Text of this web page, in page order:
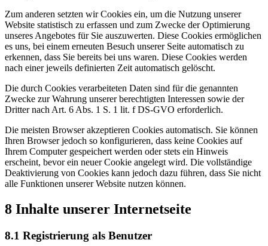
Zum anderen setzten wir Cookies ein, um die Nutzung unserer
Website statistisch zu erfassen und zum Zwecke der Optimierung
unseres Angebotes für Sie auszuwerten. Diese Cookies ermöglichen
es uns, bei einem erneuten Besuch unserer Seite automatisch zu
erkennen, dass Sie bereits bei uns waren. Diese Cookies werden
nach einer jeweils definierten Zeit automatisch gelöscht.
Die durch Cookies verarbeiteten Daten sind für die genannten
Zwecke zur Wahrung unserer berechtigten Interessen sowie der
Dritter nach Art. 6 Abs. 1 S. 1 lit. f DS-GVO erforderlich.
Die meisten Browser akzeptieren Cookies automatisch. Sie können
Ihren Browser jedoch so konfigurieren, dass keine Cookies auf
Ihrem Computer gespeichert werden oder stets ein Hinweis
erscheint, bevor ein neuer Cookie angelegt wird. Die vollständige
Deaktivierung von Cookies kann jedoch dazu führen, dass Sie nicht
alle Funktionen unserer Website nutzen können.
8 Inhalte unserer Internetseite
8.1 Registrierung als Benutzer